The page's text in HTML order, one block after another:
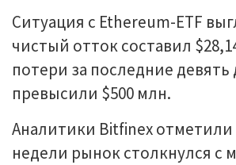
Ситуация с Ethereum-ETF
чистый отток составил
потери за последние девять
превысили $500 млн.
Аналитики Bitfinex отметили
недели рынок столкнулся с